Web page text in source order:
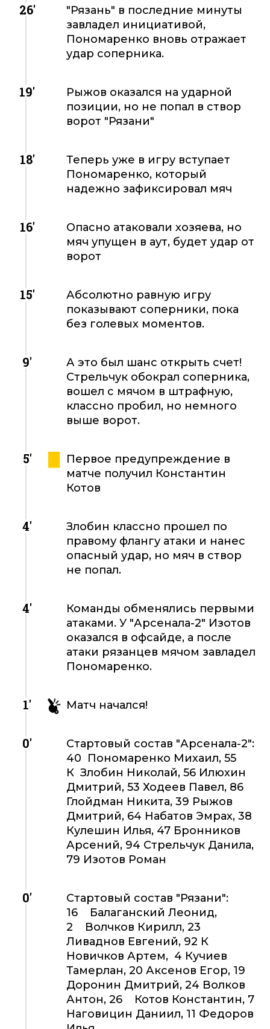
26'
"Рязань" в последние минуты
завладел инициативой,
Пономаренко вновь отражает
удар соперника.
19'
Рыжов оказался на ударной
позиции, но не попал в створ
ворот "Рязани"
18'
Теперь уже в игру вступает
Пономаренко, который
надежно зафиксировал мяч
16'
Опасно атаковали хозяева, но
мяч упущен в аут, будет удар от
ворот
15'
Абсолютно равную игру
показывают соперники, пока
без голевых моментов.
9'
А это был шанс открыть счет!
Стрельчук обокрал соперника,
вошел с мячом в штрафную,
классно пробил, но немного
выше ворот.
5'
Первое предупреждение в
матче получил Константин
Котов
4'
Злобин классно прошел по
правому флангу атаки и нанес
опасный удар, но мяч в створ
не попал.
4'
Команды обменялись первыми
атаками. У "Арсенала-2" Изотов
оказался в офсайде, а после
атаки рязанцев мячом завладел
Пономаренко.
1' Матч начался!
0'
Стартовый состав "Арсенала-2":
40 Пономаренко Михаил, 55
К Злобин Николай, 56 Илюхин
Дмитрий, 53 Ходеев Павел, 86
Глойдман Никита, 39 Рыжов
Дмитрий, 64 Набатов Эмрах, 38
Кулешин Илья, 47 Бронников
Арсений, 94 Стрельчук Данила,
79 Изотов Роман
0'
Стартовый состав "Рязани":
16 Балаганский Леонид,
2 Волчков Кирилл, 23
Ливаднов Евгений, 92 К
Новичков Артем, 4 Кучиев
Тамерлан, 20 Аксенов Егор, 19
Доронин Дмитрий, 24 Волков
Антон, 26 Котов Константин, 7
Наговицин Даниил, 11 Федоров